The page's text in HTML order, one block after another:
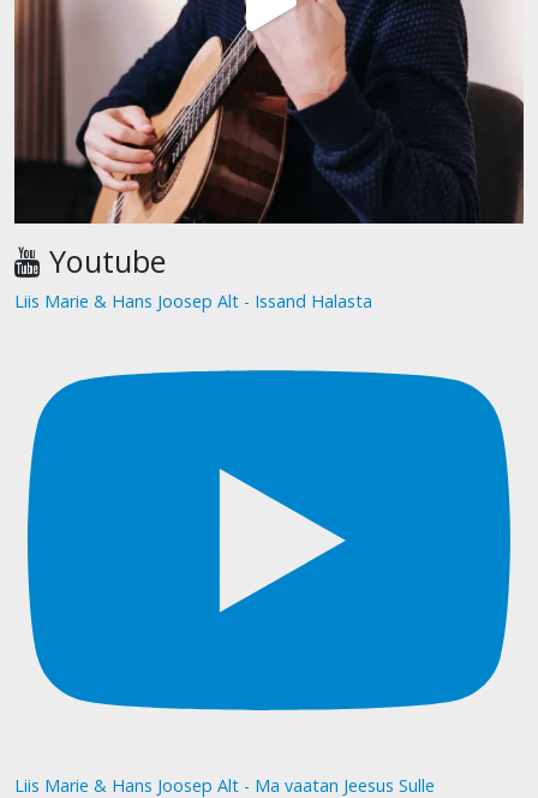
Youtube
Liis Marie & Hans Joosep Alt - Issand Halasta
Liis Marie & Hans Joosep Alt - Ma vaatan Jeesus Sulle